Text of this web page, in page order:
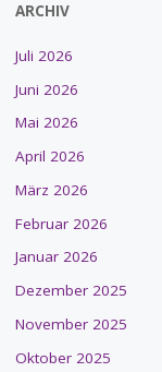
ARCHIV
Juli 2026
Juni 2026
Mai 2026
April 2026
März 2026
Februar 2026
Januar 2026
Dezember 2025
November 2025
Oktober 2025